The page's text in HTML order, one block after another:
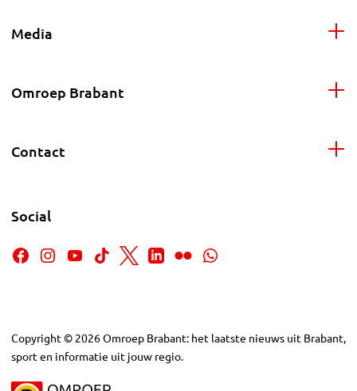
Media
Omroep Brabant
Contact
Social
Copyright © 2026Omroep Brabant: het laatste nieuws uit Brabant,
sport en informatie uit jouw regio.